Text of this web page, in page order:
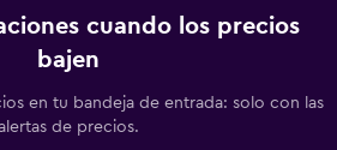
cuando los precios
bajen
en tu bandeja de entrada: solo con las
de precios.